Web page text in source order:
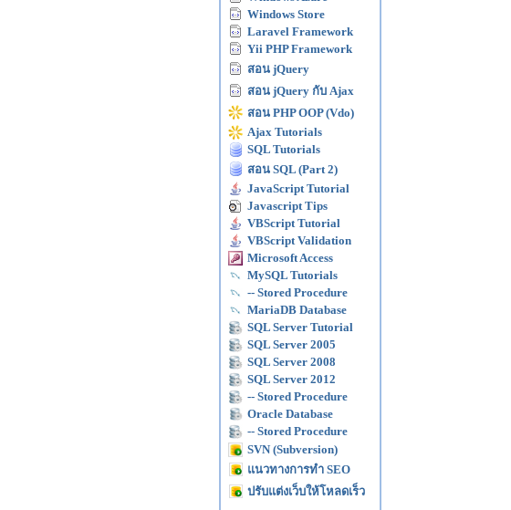
Windows Store
Laravel Framework
Yii PHP Framework
สอน jQuery
สอน jQuery กับ Ajax
สอน PHP OOP (Vdo)
Ajax Tutorials
SQL Tutorials
สอน SQL (Part 2)
JavaScript Tutorial
Javascript Tips
VBScript Tutorial
VBScript Validation
Microsoft Access
MySQL Tutorials
-- Stored Procedure
MariaDB Database
SQL Server Tutorial
SQL Server 2005
SQL Server 2008
SQL Server 2012
-- Stored Procedure
Oracle Database
-- Stored Procedure
SVN (Subversion)
แนวทางการทำ SEO
ปรับแต่งเว็บให้โหลดเร็ว